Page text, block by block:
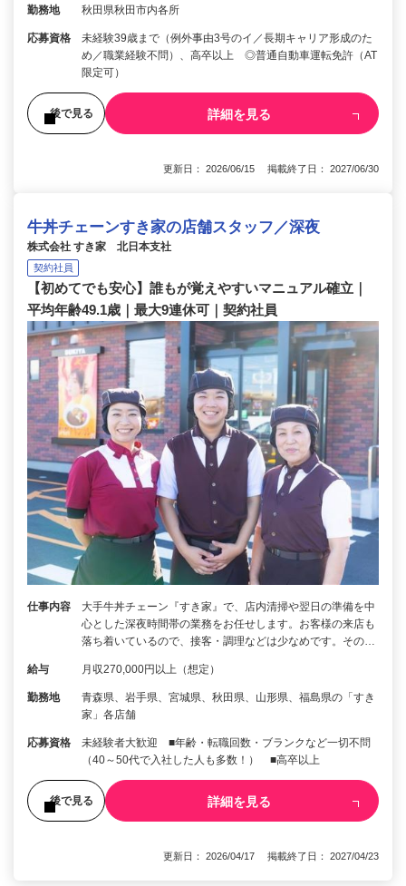
勤務地 秋田県秋田市内各所
応募資格
未経験39歳まで（例外事由3号のイ／長期キャリア形成のた
め／職業経験不問）、高卒以上 ◎普通自動車運転免許（AT
限定可）
後で見る 詳細を見る
更新日： 2026/06/15 掲載終了日： 2027/06/30
牛丼チェーンすき家の店舗スタッフ／深夜
株式会社 すき家 北日本支社
契約社員
【初めてでも安心】誰もが覚えやすいマニュアル確立｜
平均年齢49.1歳｜最大9連休可｜契約社員
仕事内容
大手牛丼チェーン『すき家』で、店内清掃や翌日の準備を中
心とした深夜時間帯の業務をお任せします。お客様の来店も
落ち着いているので、接客・調理などは少なめです。その…
給与 月収270,000円以上（想定）
勤務地
青森県、岩手県、宮城県、秋田県、山形県、福島県の「すき
家」各店舗
応募資格
未経験者大歓迎 ■年齢・転職回数・ブランクなど一切不問
（40～50代で入社した人も多数！） ■高卒以上
後で見る 詳細を見る
更新日： 2026/04/17 掲載終了日： 2027/04/23